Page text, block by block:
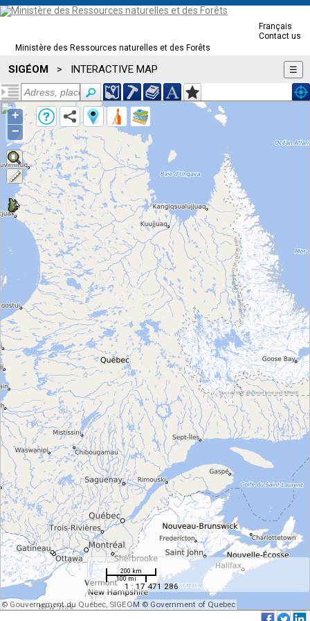
Ministère des Ressources naturelles et des Forêts
Français
Contact us
SIGÉOM > INTERACTIVE MAP ☰
200 km
100 mi
1 : 17 471 286
© Gouvernement du Québec, SIGEOM © Government of Quebec
+
−